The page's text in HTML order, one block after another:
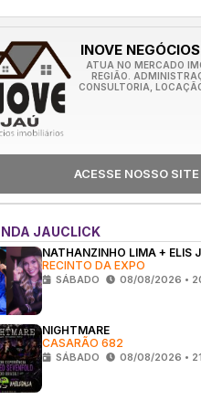
INOVE
ATUA NO MERCADO
REGIÃO.
CONSULTORIA,
ACESSE NOSSO SITE
JAUCLICK
NATHANZINHO LIMA + ELIS
RECINTO DA EXPO
SÁBADO 08/08/2026 •
NIGHTMARE
CASARÃO 682
SÁBADO 08/08/2026 •